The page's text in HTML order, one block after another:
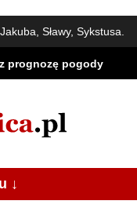
Jakuba, Sławy, Sykstusa.
prognozę pogody
↓